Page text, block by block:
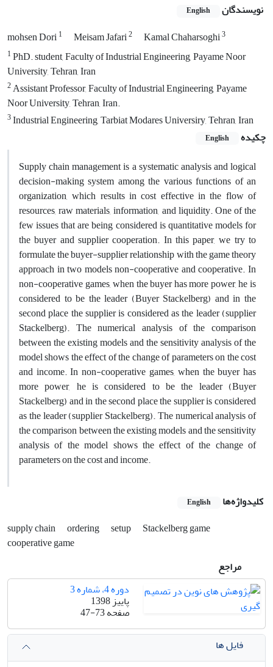
نویسندگان English
mohsen Dori1 Meisam Jafari2 Kamal Chaharsoghi3
1PhD. student, Faculty of Industrial Engineering, Payame Noor
University, Tehran, Iran
2Assistant Professor, Faculty of Industrial Engineering, Payame
Noor University, Tehran, Iran.
3Industrial Engineering, Tarbiat Modares Universiry, Tehran, Iran
چکیده
English
Supply chain management is a systematic analysis and logical
decision-making system among the various functions of an
organization, which results in cost effective in the flow of
resources, raw materials, information, and liquidity. One of the
few issues that are being considered is quantitative models for
the buyer and supplier cooperation. In this paper, we try to
formulate the buyer-supplier relationship with the game theory
approach in two models non-cooperative and cooperative. In
non-cooperative games, when the buyer has more power, he is
considered to be the leader (Buyer Stackelberg) and in the
second place the supplier is considered as the leader (supplier
Stackelberg). The numerical analysis of the comparison
between the existing models and the sensitivity analysis of the
model shows the effect of the change of parameters on the cost
and income. In non-cooperative games, when the buyer has
more power, he is considered to be the leader (Buyer
Stackelberg) and in the second place the supplier is considered
as the leader (supplier Stackelberg). The numerical analysis of
the comparison between the existing models and the sensitivity
analysis of the model shows the effect of the change of
parameters on the cost and income.
کلیدواژه‌ها English
supply chain ordering setup
Stackelberg game
cooperative game
مراجع
دوره 4، شماره 3
پاییز 1398
صفحه47-73
فایل ها